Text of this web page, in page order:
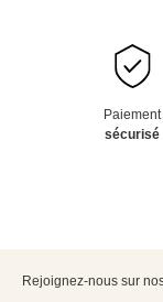
Paiement
sécurisé
Rejoignez-nous sur